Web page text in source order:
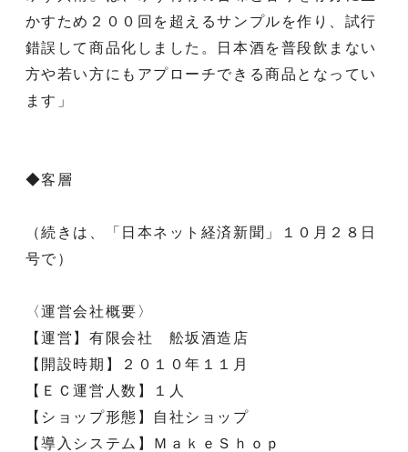
かすため２００回を超えるサンプルを作り、試行
錯誤して商品化しました。日本酒を普段飲まない
方や若い方にもアプローチできる商品となってい
ます」
◆客層
（続きは、「日本ネット経済新聞」１０月２８日
号で）
〈運営会社概要〉
【運営】有限会社 舩坂酒造店
【開設時期】２０１０年１１月
【ＥＣ運営人数】１人
【ショップ形態】自社ショップ
【導入システム】ＭａｋｅＳｈｏｐ